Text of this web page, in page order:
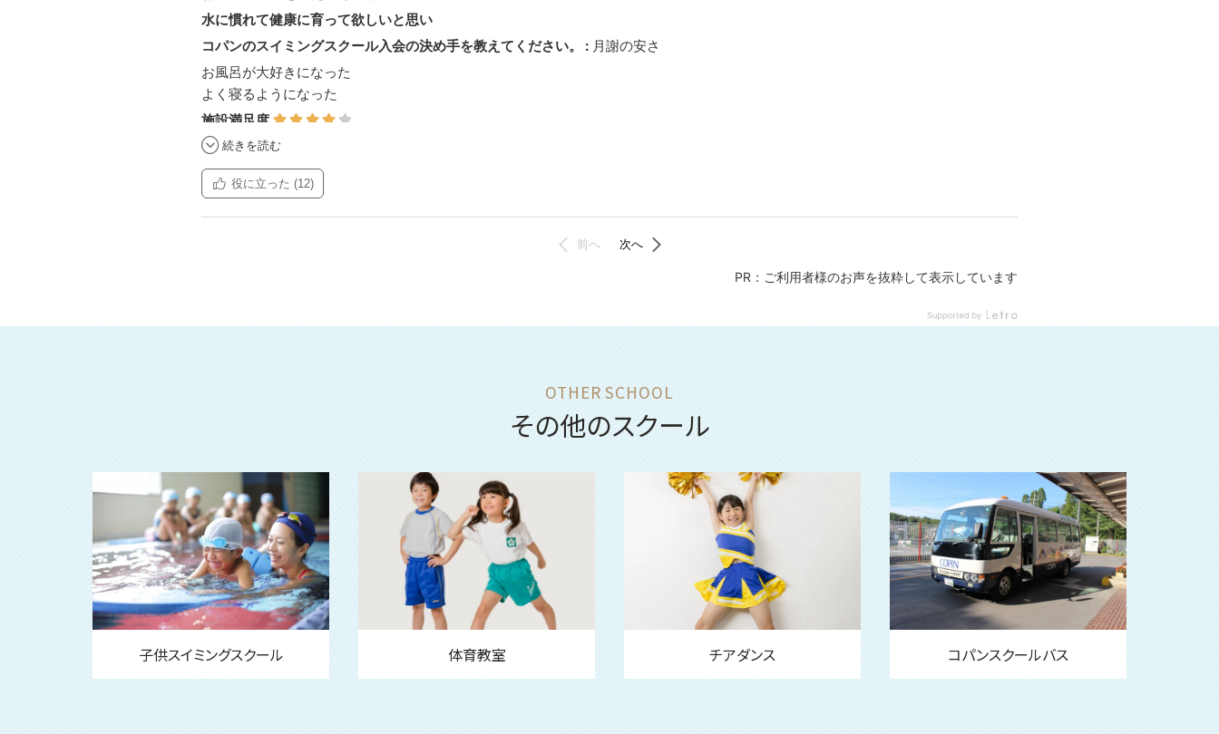
その他のスクール
子供スイミングスクール 体育教室 チアダンス コパンスクールバス